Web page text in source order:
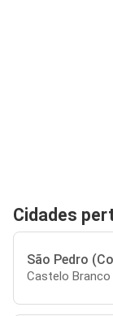
Cidades
São Pedro
Castelo Branco